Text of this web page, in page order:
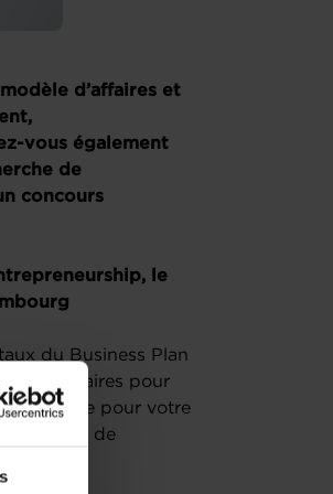
d’affaires et
vous également
de
concours
le
du Business Plan
nécessaires pour
efficace pour votre
session de